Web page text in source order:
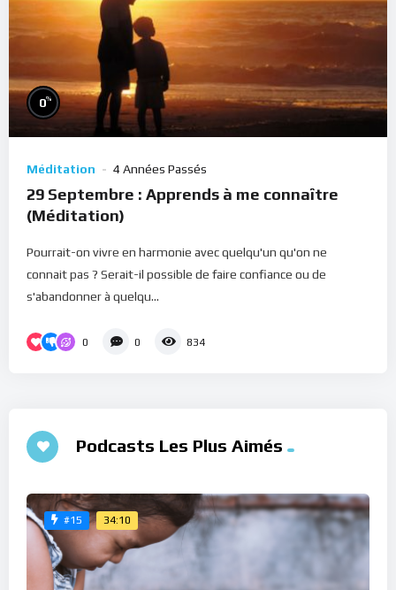
0%
Méditation 4 Années Passés
29 Septembre : Apprends à me connaître
(Méditation)
Pourrait-on vivre en harmonie avec quelqu'un qu'on ne
connait pas ? Serait-il possible de faire confiance ou de
s'abandonner à quelqu...
0 0 834
Podcasts Les Plus Aimés
#15 34:10